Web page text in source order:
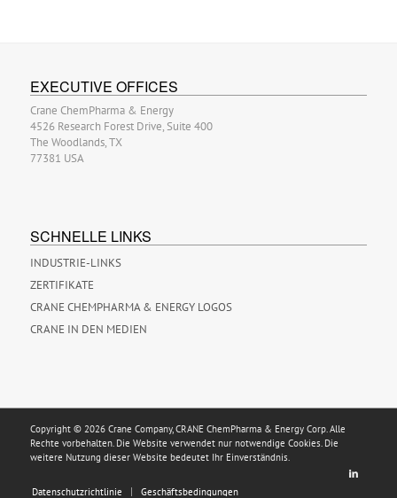
EXECUTIVE OFFICES
Crane ChemPharma & Energy
4526 Research Forest Drive, Suite 400
The Woodlands, TX
77381 USA
SCHNELLE LINKS
INDUSTRIE-LINKS
ZERTIFIKATE
CRANE CHEMPHARMA & ENERGY LOGOS
CRANE IN DEN MEDIEN
Copyright © 2026 Crane Company, CRANE ChemPharma & Energy Corp. Alle
Rechte vorbehalten. Die Website verwendet nur notwendige Cookies. Die
weitere Nutzung dieser Website bedeutet Ihr Einverständnis.
Datenschutzrichtlinie Geschäftsbedingungen